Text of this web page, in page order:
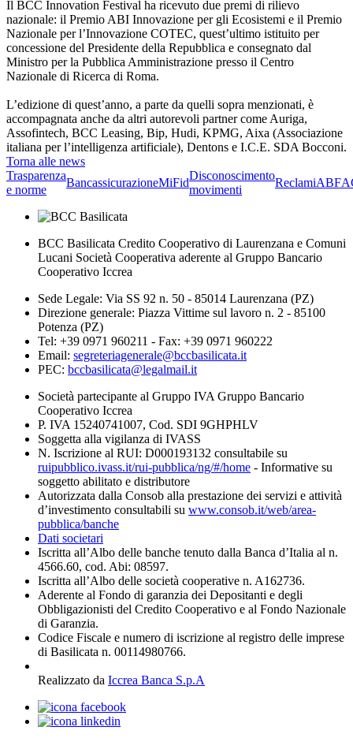
Il BCC Innovation Festival ha ricevuto due premi di rilievo
nazionale: il Premio ABI Innovazione per gli Ecosistemi e il Premio
Nazionale per l’Innovazione COTEC, quest’ultimo istituito per
concessione del Presidente della Repubblica e consegnato dal
Ministro per la Pubblica Amministrazione presso il Centro
Nazionale di Ricerca di Roma.
L’edizione di quest’anno, a parte da quelli sopra menzionati, è
accompagnata anche da altri autorevoli partner come Auriga,
Assofintech, BCC Leasing, Bip, Hudi, KPMG, Aixa (Associazione
italiana per l’intelligenza artificiale), Dentons e I.C.E. SDA Bocconi.
Torna alle news
Trasparenza
e norme
BancassicurazioneMiFid
Disconoscimento
movimenti
ReclamiABF
BCC Basilicata Credito Cooperativo di Laurenzana e Comuni
Lucani Società Cooperativa aderente al Gruppo Bancario
Cooperativo Iccrea
Sede Legale: Via SS 92 n. 50 - 85014 Laurenzana (PZ)
Direzione generale: Piazza Vittime sul lavoro n. 2 - 85100
Potenza (PZ)
Tel: +39 0971 960211 - Fax: +39 0971 960222
Email: segreteriagenerale@bccbasilicata.it
PEC: bccbasilicata@legalmail.it
Società partecipante al Gruppo IVA Gruppo Bancario
Cooperativo Iccrea
P. IVA 15240741007, Cod. SDI 9GHPHLV
Soggetta alla vigilanza di IVASS
N. Iscrizione al RUI: D000193132 consultabile su
ruipubblico.ivass.it/rui-pubblica/ng/#/home - Informative su
soggetto abilitato e distributore
Autorizzata dalla Consob alla prestazione dei servizi e attività
d’investimento consultabili su www.consob.it/web/area-
pubblica/banche
Dati societari
Iscritta all’Albo delle banche tenuto dalla Banca d’Italia al n.
4566.60, cod. Abi: 08597.
Iscritta all’Albo delle società cooperative n. A162736.
Aderente al Fondo di garanzia dei Depositanti e degli
Obbligazionisti del Credito Cooperativo e al Fondo Nazionale
di Garanzia.
Codice Fiscale e numero di iscrizione al registro delle imprese
di Basilicata n. 00114980766.
Realizzato da Iccrea Banca S.p.A